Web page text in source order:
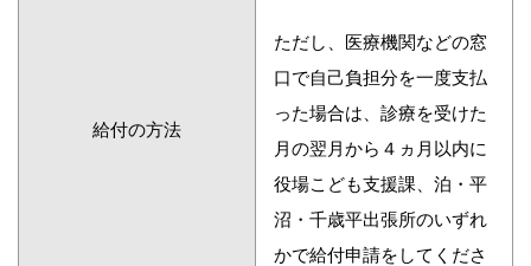
給付の方法
ただし、医療機関などの窓
口で自己負担分を一度支払
った場合は、診療を受けた
月の翌月から４ヵ月以内に
役場こども支援課、泊・平
沼・千歳平出張所のいずれ
かで給付申請をしてくださ